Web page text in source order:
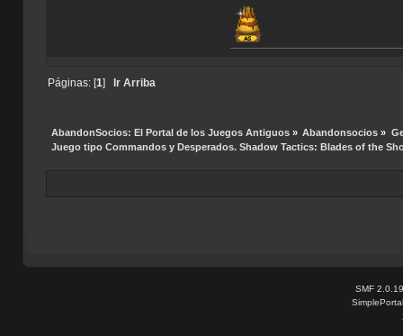
Páginas: [ 1 Ir Arriba
AbandonSocios: El Portal de los Juegos Antiguos» Abandonsocios »
Juego tipo Commandos y Desperados. Shadow Tactics: Blades of the
SMF 2.0.19